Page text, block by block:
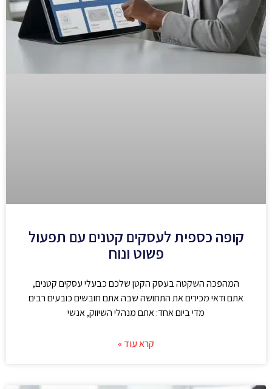
קופה כספית לעסקים קטנים עם תפעול
פשוט ונוח
המהפכה השקטה בעסק הקטן שלכם כבעלי עסקים קטנים,
אתם ודאי מכירים את התחושה שבה אתם חובשים כובעים רבים
מדי ביום אחד: אתם מנהלי השיווק, אנשי
קרא עוד »